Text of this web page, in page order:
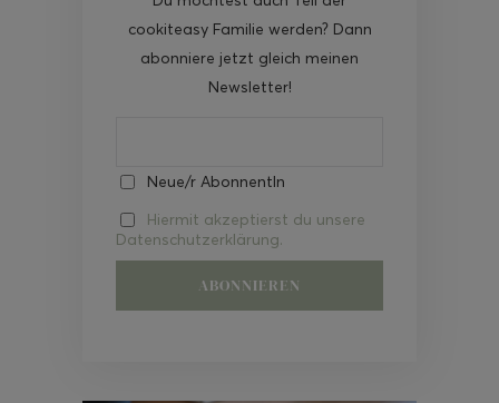
cookiteasy Familie werden? Dann
abonniere jetzt gleich meinen
Newsletter!
Neue/r AbonnentIn
Hiermit akzeptierst du unsere
Datenschutzerklärung.